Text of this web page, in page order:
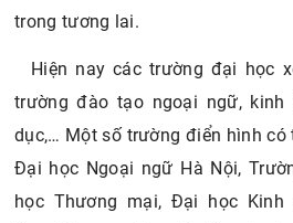
trong tương lai.
Hiện nay các trường đại học
trường đào tạo ngoại ngữ, kinh
dục,… Một số trường điển hình có
Đại học Ngoại ngữ Hà Nội,
học Thương mại, Đại học